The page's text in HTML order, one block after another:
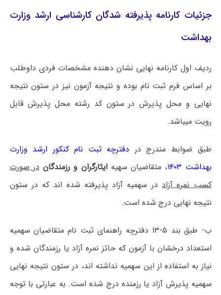
جزئیات کارنامه پذیرفته شدگان کارشناسی ارشد وزارت
بهداشت
ردیف اول کارنامه نهایی نشان دهنده مشخصات فردی داوطلب
بر اساس فرم ثبت نام بوده و نتیجه آزمون نیز در ستون نتیجه
نهایی و محل پذیرش در ستون کد رشته محل پذیرش قابل
رویت میباشد.
طبق ضوابط مندرج در دفترچه ثبت نام کنکور ارشد وزارت
بهداشت ۱۴۰۳
، متقاضیان سهیه ایثارگران و رزمندگان در صورت
کسب نمره آزاد در سهمیه آزاد پذیرفته شده اند که در ستون
نتیجه نهایی درج شده است.
ب- طبق بند ۵-۱۳ دفترچه راهنمای ثبت نام متقاضیان سهمیه
استعداد درخشان با آزمون که حائز نمره آزاد یا رزمندگان شده و
نیاز به استفاده از این سهمیه نداشته اند، در ستون نتیجه نهایی
سهمیه پذیرش آزاد یا رزمنده درج شده است. به عبارتی با توجه